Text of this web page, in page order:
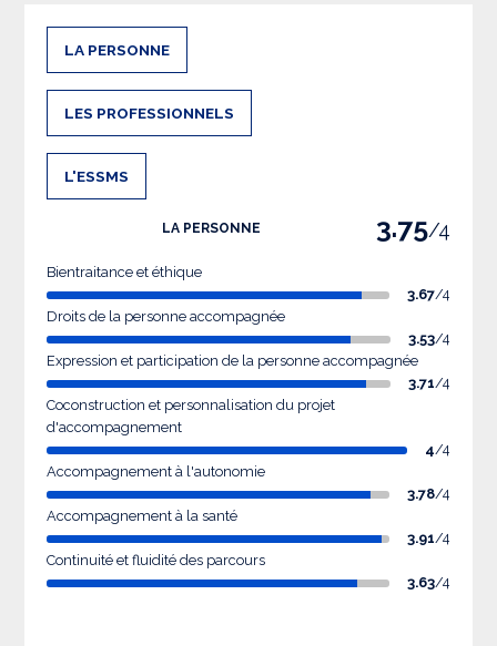
LA PERSONNE
LES PROFESSIONNELS
L'ESSMS
LA PERSONNE 3.75/4
Bientraitance et éthique
3.67/4
Droits de la personne accompagnée
3.53/4
Expression et participation de la personne accompagnée
3.71/4
Coconstruction et personnalisation du projet
d'accompagnement
4/4
Accompagnement à l'autonomie
3.78/4
Accompagnement à la santé
3.91/4
Continuité et fluidité des parcours
3.63/4